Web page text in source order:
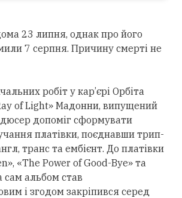
23 липня, однак про його
7 серпня. Причину смерті не
робіт у кар’єрі Орбіта
of Light» Мадонни, випущений
допоміг сформувати
платівки, поєднавши трип-
транс та ембієнт. До платівки
«The Power of Good-Bye» та
сам альбом став
і згодом закріпився серед